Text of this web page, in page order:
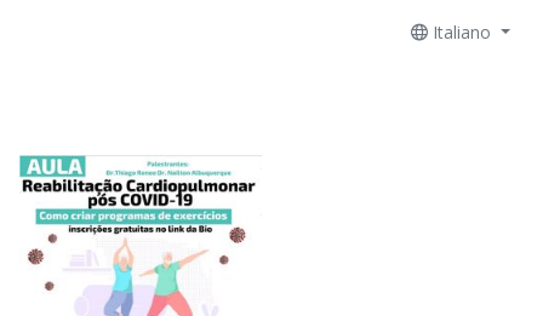
Italiano